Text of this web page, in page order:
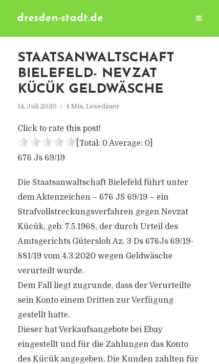
dresden-stadt.de
STAATSANWALTSCHAFT
BIELEFELD- NEVZAT
KÜCÜK GELDWÄSCHE
14. Juli 2020 4 Min. Lesedauer
Click to rate this post!
[Total: 0 Average: 0]
676 Js 69/19
Die Staatsanwaltschaft Bielefeld führt unter
dem Aktenzeichen – 676 JS 69/19 – ein
Strafvollstreckungsverfahren gegen Nevzat
Kücük, geb. 7.5.1968, der durch Urteil des
Amtsgerichts Gütersloh Az. 3 Ds 676Js 69/19-
881/19 vom 4.3.2020 wegen Geldwäsche
verurteilt wurde.
Dem Fall liegt zugrunde, dass der Verurteilte
sein Konto einem Dritten zur Verfügung
gestellt hatte.
Dieser hat Verkaufsangebote bei Ebay
eingestellt und für die Zahlungen das Konto
des Kücük angegeben. Die Kunden zahlten für